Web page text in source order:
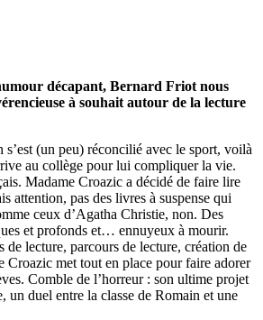
décapant, Bernard Friot nous
à souhait autour de la lecture
(un peu) réconcilié avec le sport, voilà
au collège pour lui compliquer la vie.
Madame Croazic a décidé de faire lire
attention, pas des livres à suspense qui
ceux d’Agatha Christie, non. Des
et profonds et… ennuyeux à mourir.
de lecture, parcours de lecture, création de
Croazic met tout en place pour faire adorer
Comble de l’horreur : son ultime projet
un duel entre la classe de Romain et une